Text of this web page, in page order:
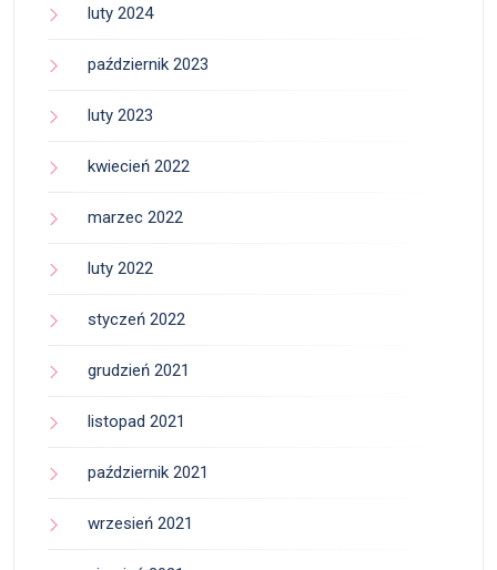
luty 2024
październik 2023
luty 2023
kwiecień 2022
marzec 2022
luty 2022
styczeń 2022
grudzień 2021
listopad 2021
październik 2021
wrzesień 2021